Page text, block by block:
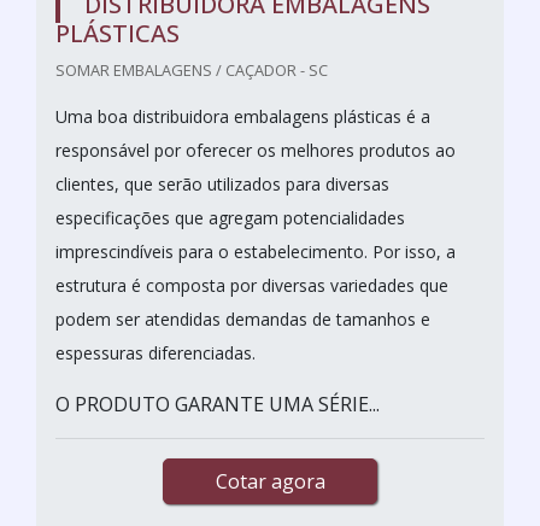
PLÁSTICAS
SOMAR EMBALAGENS / CAÇADOR - SC
Uma boa distribuidora embalagens plásticas é a
responsável por oferecer os melhores produtos ao
clientes, que serão utilizados para diversas
especificações que agregam potencialidades
imprescindíveis para o estabelecimento. Por isso, a
estrutura é composta por diversas variedades que
podem ser atendidas demandas de tamanhos e
espessuras diferenciadas.
O PRODUTO GARANTE UMA SÉRIE...
Cotar agora